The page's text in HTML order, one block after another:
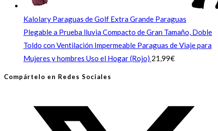
Kalolary Paraguas de Golf Extra Grande Paraguas
Plegable a Prueba lluvia Compacto de Gran Tamaño, Doble
Toldo con Ventilación Impermeable Paraguas de Viaje para
Mujeres y hombres Uso el Hogar (Rojo) 21,99€
Compártelo en Redes Sociales